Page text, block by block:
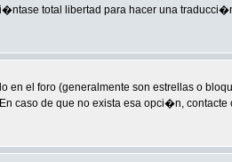
total libertad para hacer una
el foro (generalmente son estrellas o
caso de que no exista esa opci�n, contacte